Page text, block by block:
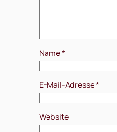
Name*
E-Mail-Adresse*
Website